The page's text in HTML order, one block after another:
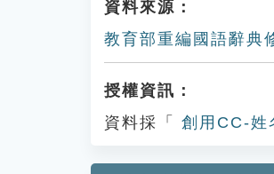
資料來源：
教育部重編國語辭典
授權資訊：
資料採「
創用CC-姓